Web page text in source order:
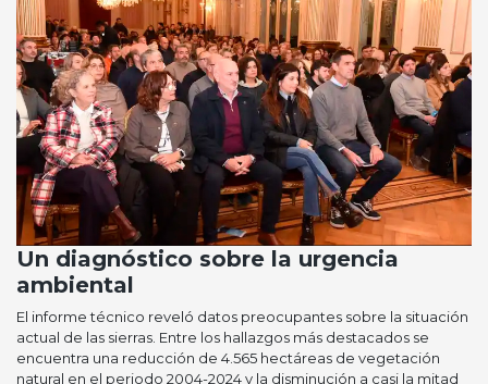
Un diagnóstico sobre la urgencia
ambiental
El informe técnico reveló datos preocupantes sobre la situación
actual de las sierras. Entre los hallazgos más destacados se
encuentra una reducción de 4.565 hectáreas de vegetación
natural en el periodo 2004-2024 y la disminución a casi la mitad